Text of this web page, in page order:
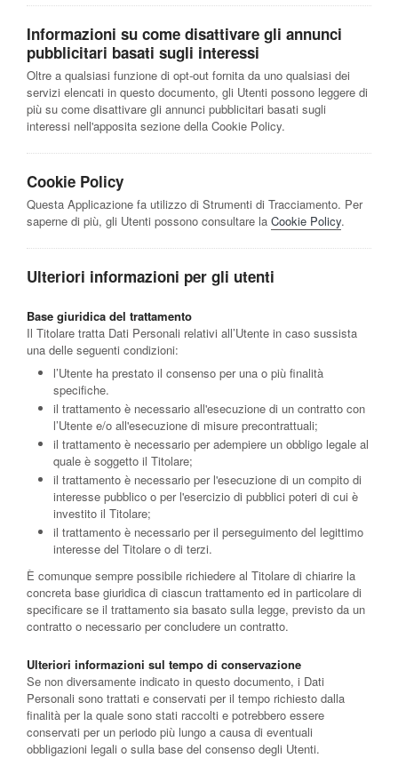
Informazioni su come disattivare gli annunci
pubblicitari basati sugli interessi
Oltre a qualsiasi funzione di opt-out fornita da uno qualsiasi dei
servizi elencati in questo documento, gli Utenti possono leggere di
più su come disattivare gli annunci pubblicitari basati sugli
interessi nell'apposita sezione della Cookie Policy.
Cookie Policy
Questa Applicazione fa utilizzo di Strumenti di Tracciamento. Per
saperne di più, gli Utenti possono consultare la Cookie Policy.
Ulteriori informazioni per gli utenti
Base giuridica del trattamento
Il Titolare tratta Dati Personali relativi all’Utente in caso sussista
una delle seguenti condizioni:
l’Utente ha prestato il consenso per una o più finalità
specifiche.
il trattamento è necessario all'esecuzione di un contratto con
l’Utente e/o all'esecuzione di misure precontrattuali;
il trattamento è necessario per adempiere un obbligo legale al
quale è soggetto il Titolare;
il trattamento è necessario per l'esecuzione di un compito di
interesse pubblico o per l'esercizio di pubblici poteri di cui è
investito il Titolare;
il trattamento è necessario per il perseguimento del legittimo
interesse del Titolare o di terzi.
È comunque sempre possibile richiedere al Titolare di chiarire la
concreta base giuridica di ciascun trattamento ed in particolare di
specificare se il trattamento sia basato sulla legge, previsto da un
contratto o necessario per concludere un contratto.
Ulteriori informazioni sul tempo di conservazione
Se non diversamente indicato in questo documento, i Dati
Personali sono trattati e conservati per il tempo richiesto dalla
finalità per la quale sono stati raccolti e potrebbero essere
conservati per un periodo più lungo a causa di eventuali
obbligazioni legali o sulla base del consenso degli Utenti.